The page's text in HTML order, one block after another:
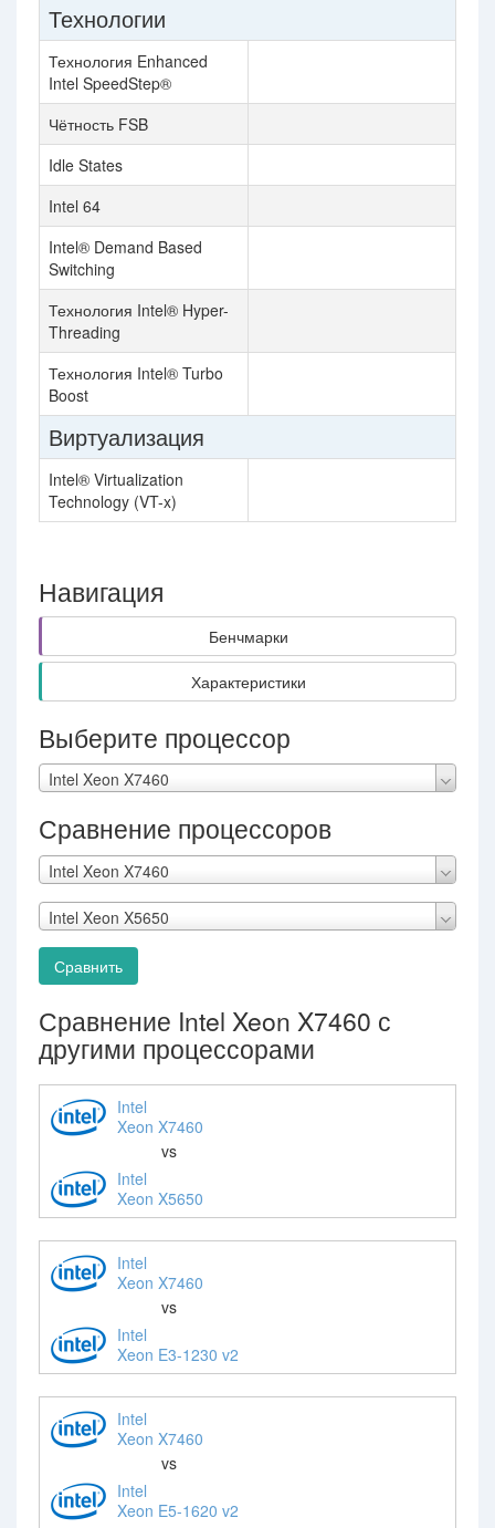
Технологии
Технология Enhanced
Intel SpeedStep®
Чётность FSB
Idle States
Intel 64
Intel® Demand Based
Switching
Технология Intel® Hyper-
Threading
Технология Intel® Turbo
Boost
Виртуализация
Intel® Virtualization
Technology (VT-x)
Навигация
Бенчмарки
Характеристики
Выберите процессор
Intel Xeon X7460
Сравнение процессоров
Intel Xeon X7460
Intel Xeon X5650
Сравнить
Сравнение Intel Xeon X7460 с
другими процессорами
Intel
Xeon X7460
vs
Intel
Xeon X5650
Intel
Xeon X7460
vs
Intel
Xeon E3-1230 v2
Intel
Xeon X7460
vs
Intel
Xeon E5-1620 v2